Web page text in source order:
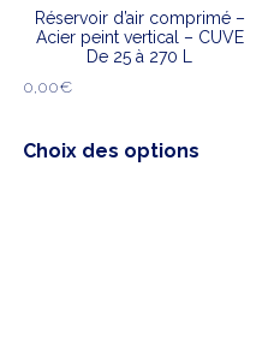
Réservoir d’air comprimé –
Acier peint vertical – CUVE
De 25 à 270 L
0,00€
Choix des options